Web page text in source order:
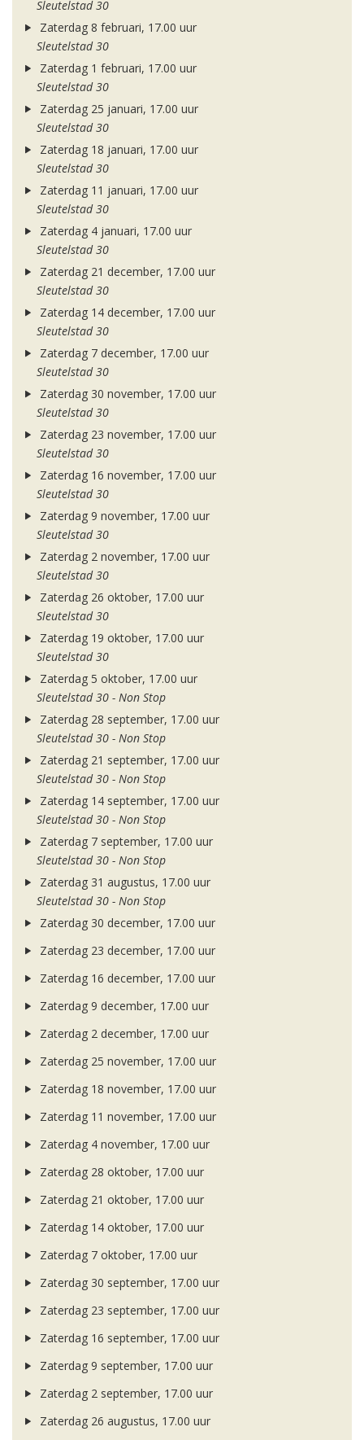
Sleutelstad 30
Zaterdag 8 februari, 17.00 uur
Sleutelstad 30
Zaterdag 1 februari, 17.00 uur
Sleutelstad 30
Zaterdag 25 januari, 17.00 uur
Sleutelstad 30
Zaterdag 18 januari, 17.00 uur
Sleutelstad 30
Zaterdag 11 januari, 17.00 uur
Sleutelstad 30
Zaterdag 4 januari, 17.00 uur
Sleutelstad 30
Zaterdag 21 december, 17.00 uur
Sleutelstad 30
Zaterdag 14 december, 17.00 uur
Sleutelstad 30
Zaterdag 7 december, 17.00 uur
Sleutelstad 30
Zaterdag 30 november, 17.00 uur
Sleutelstad 30
Zaterdag 23 november, 17.00 uur
Sleutelstad 30
Zaterdag 16 november, 17.00 uur
Sleutelstad 30
Zaterdag 9 november, 17.00 uur
Sleutelstad 30
Zaterdag 2 november, 17.00 uur
Sleutelstad 30
Zaterdag 26 oktober, 17.00 uur
Sleutelstad 30
Zaterdag 19 oktober, 17.00 uur
Sleutelstad 30
Zaterdag 5 oktober, 17.00 uur
Sleutelstad 30 - Non Stop
Zaterdag 28 september, 17.00 uur
Sleutelstad 30 - Non Stop
Zaterdag 21 september, 17.00 uur
Sleutelstad 30 - Non Stop
Zaterdag 14 september, 17.00 uur
Sleutelstad 30 - Non Stop
Zaterdag 7 september, 17.00 uur
Sleutelstad 30 - Non Stop
Zaterdag 31 augustus, 17.00 uur
Sleutelstad 30 - Non Stop
Zaterdag 30 december, 17.00 uur
Zaterdag 23 december, 17.00 uur
Zaterdag 16 december, 17.00 uur
Zaterdag 9 december, 17.00 uur
Zaterdag 2 december, 17.00 uur
Zaterdag 25 november, 17.00 uur
Zaterdag 18 november, 17.00 uur
Zaterdag 11 november, 17.00 uur
Zaterdag 4 november, 17.00 uur
Zaterdag 28 oktober, 17.00 uur
Zaterdag 21 oktober, 17.00 uur
Zaterdag 14 oktober, 17.00 uur
Zaterdag 7 oktober, 17.00 uur
Zaterdag 30 september, 17.00 uur
Zaterdag 23 september, 17.00 uur
Zaterdag 16 september, 17.00 uur
Zaterdag 9 september, 17.00 uur
Zaterdag 2 september, 17.00 uur
Zaterdag 26 augustus, 17.00 uur